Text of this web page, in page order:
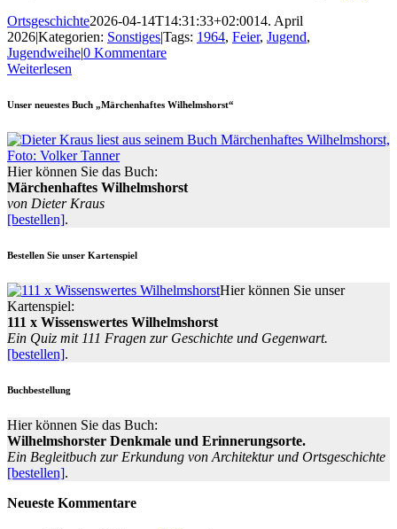
Ortsgeschichte2026-04-14T14:31:33+02:0014. April
2026|Kategorien: Sonstiges|Tags: 1964, Feier, Jugend,
Jugendweihe|0 Kommentare
Weiterlesen
Unser neuestes Buch „Märchenhaftes Wilhelmshorst“
Hier können Sie das Buch:
Märchenhaftes Wilhelmshorst
von Dieter Kraus
[bestellen].
Bestellen Sie unser Kartenspiel
Hier können Sie unser
Kartenspiel:
111 x Wissenswertes Wilhelmshorst
Ein Quiz mit 111 Fragen zur Geschichte und Gegenwart.
[bestellen].
Buchbestellung
Hier können Sie das Buch:
Wilhelmshorster Denkmale und Erinnerungsorte.
Ein Begleitbuch zur Erkundung von Architektur und Ortsgeschichte
[bestellen].
Neueste Kommentare